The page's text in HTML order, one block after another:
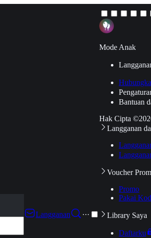
Langganan
···
Mode Anak
Bantuan
Hak Cipta
Langganan
Voucher
Promo
Pakai
Library Saya
Daftarku